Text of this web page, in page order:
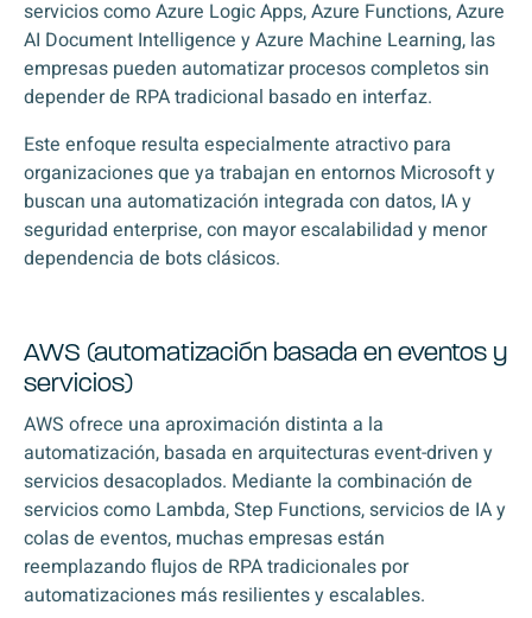
servicios como Azure Logic Apps, Azure Functions, Azure
AI Document Intelligence y Azure Machine Learning, las
empresas pueden automatizar procesos completos sin
depender de RPA tradicional basado en interfaz.
Este enfoque resulta especialmente atractivo para
organizaciones que ya trabajan en entornos Microsoft y
buscan una automatización integrada con datos, IA y
seguridad enterprise, con mayor escalabilidad y menor
dependencia de bots clásicos.
AWS (automatización basada en eventos y
servicios)
AWS ofrece una aproximación distinta a la
automatización, basada en arquitecturas event-driven y
servicios desacoplados. Mediante la combinación de
servicios como Lambda, Step Functions, servicios de IA y
colas de eventos, muchas empresas están
reemplazando flujos de RPA tradicionales por
automatizaciones más resilientes y escalables.